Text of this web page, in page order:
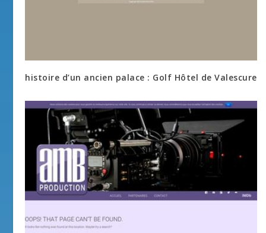
histoire d’un ancien palace : Golf Hôtel de Valescure